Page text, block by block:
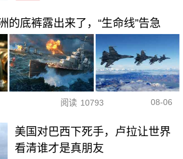
的底裤露出来了，“生命线”告急
阅读 10793 08-06
美国对巴西下死手，卢拉让世界
看清谁才是真朋友